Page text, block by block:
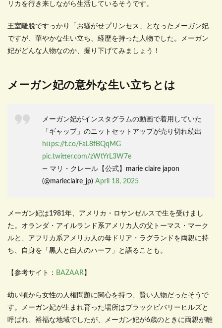
リカを行き来しながら生活しているそうです。
王室離脱ですっかり「お騒がせプリンセス」となったメーガン妃
ですが、華やかな生い立ち、経歴を持った人物でした。メーガン
妃がどんな人物なのか、掘り下げてみましょう！
メーガン妃の意外な生い立ちとは
メーガン妃がインスタグラムの動画で着用していた
「ギャップ」のニットセットアップが売り切れ続出
https://t.co/FaL8fBQqMG
pic.twitter.com/zWtYrL3W7e
— マリ・クレール【公式】marie claire japon
(@marieclaire_jp) April 18, 2025
メーガン妃は1981年、アメリカ・ロサンゼルスで生を受けまし
た。オランダ・アイルランド系アメリカ人の父トーマス・マーク
ルと、アフリカ系アメリカ人の母ドリア・ラグランドを両親に持
ち、自身を「黒人と白人のハーフ」と語ることも。
【参考サイト： BAZAAR】
幼い頃から女性の人権問題に関心を持つ、賢い人物だったそうで
す。メーガン妃が生まれ育った場所はブラックビバリーヒルズと
呼ばれ、裕福な地域でしたが、メーガン妃が6歳のときに両親が離